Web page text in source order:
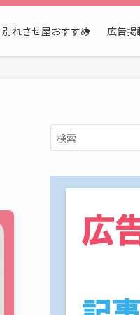
別れさせ屋おすすめ 広告掲